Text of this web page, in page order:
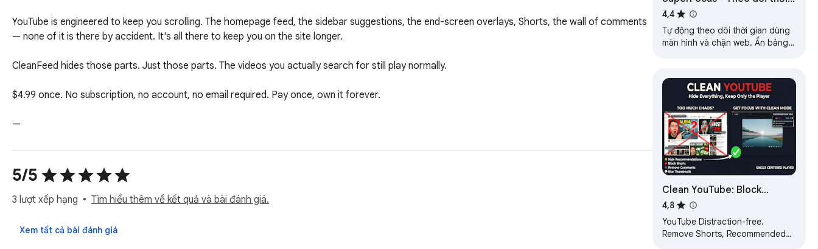
YouTube is engineered to keep you scrolling. The homepage feed, the sidebar suggestions, the end-screen overlays, Shorts, the wall of comments
— none of it is there by accident. It's all there to keep you on the site longer.
CleanFeed hides those parts. Just those parts. The videos you actually search for still play normally.
$4.99 once. No subscription, no account, no email required. Pay once, own it forever.
—
10 toggles. Turn on what bothers you, leave the rest alone.
— Homepage feed (just a search bar)
— Shorts, everywhere they appear
— End-screen video suggestions
5/5
3 lượt xếp hạng Tìm hiểu thêm về kết quả và bài đánh giá.
Xem tất cả bài đánh giá
gian màn hình, chặn web, ẩn
YouTube Shorts
4,4
Tự động theo dõi thời gian dùng
màn hình và chặn web. Ẩn bảng
Clean YouTube: Block
Shorts, Hide Comments &
Feeds
4,8
YouTube Distraction-free.
Remove Shorts, Recommended